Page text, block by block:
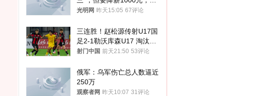
接受只能辞职
光明网 昨天15:05 67评论
三连胜！赵松源传射U17国
足2-1勒沃库森U17 淘汰赛
将战河床
射门中国 前天21:50 53评论
俄军：乌军伤亡总人数逼近
250万
观察者网 昨天10:07 31评论